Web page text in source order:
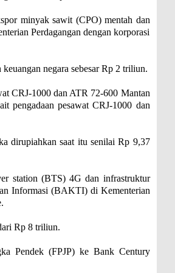
minyak sawit (CPO) mentah dan
Perdagangan dengan korporasi
negara sebesar Rp 2 triliun.
CRJ-1000 dan ATR 72-600 Mantan
pengadaan pesawat CRJ-1000 dan
dirupiahkan saat itu senilai Rp 9,37
station (BTS) 4G dan infrastruktur
Informasi (BAKTI) di Kementerian
Rp 8 triliun.
Pendek (FPJP) ke Bank Century